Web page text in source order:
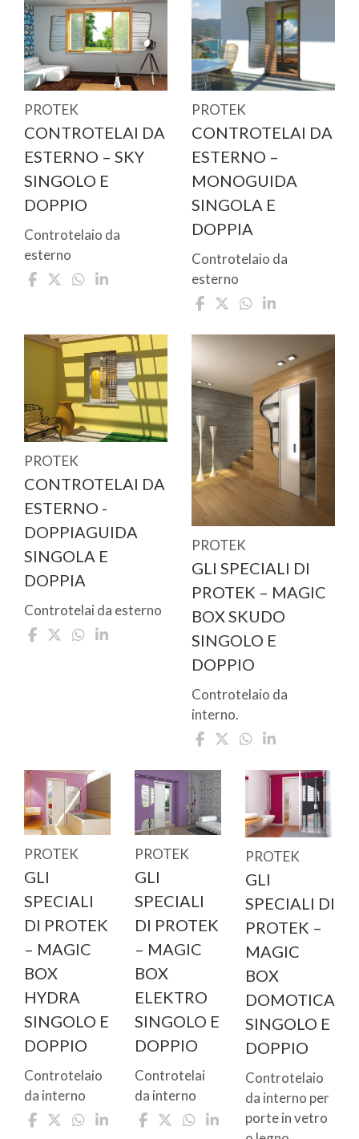
PROTEK
CONTROTELAI DA
ESTERNO – SKY
SINGOLO E
DOPPIO
Controtelaio da
esterno
PROTEK
CONTROTELAI DA
ESTERNO –
MONOGUIDA
SINGOLA E
DOPPIA
Controtelaio da
esterno
PROTEK
CONTROTELAI DA
ESTERNO -
DOPPIAGUIDA
SINGOLA E
DOPPIA
Controtelai da esterno
PROTEK
GLI SPECIALI DI
PROTEK – MAGIC
BOX SKUDO
SINGOLO E
DOPPIO
Controtelaio da
interno.
PROTEK
GLI
SPECIALI
DI PROTEK
– MAGIC
BOX
HYDRA
SINGOLO E
DOPPIO
Controtelaio
da interno
PROTEK
GLI
SPECIALI
DI PROTEK
– MAGIC
BOX
ELEKTRO
SINGOLO E
DOPPIO
Controtelai
da interno
PROTEK
GLI
SPECIALI DI
PROTEK –
MAGIC
BOX
DOMOTICA
SINGOLO E
DOPPIO
Controtelaio
da interno per
porte in vetro